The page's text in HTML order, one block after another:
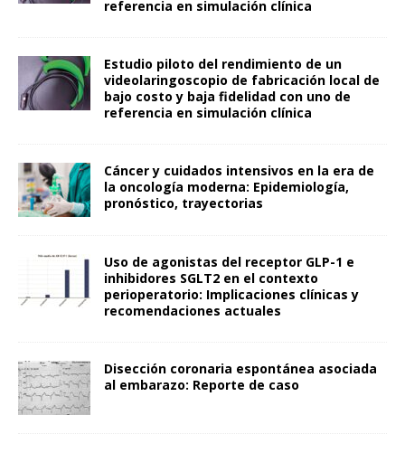
referencia en simulación clínica
Estudio piloto del rendimiento de un
videolaringoscopio de fabricación local de
bajo costo y baja fidelidad con uno de
referencia en simulación clínica
Cáncer y cuidados intensivos en la era de
la oncología moderna: Epidemiología,
pronóstico, trayectorias
Uso de agonistas del receptor GLP-1 e
inhibidores SGLT2 en el contexto
perioperatorio: Implicaciones clínicas y
recomendaciones actuales
Disección coronaria espontánea asociada
al embarazo: Reporte de caso